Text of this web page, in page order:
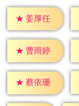
★ 姜厚任
★ 曹雨婷
★ 蔡依珊